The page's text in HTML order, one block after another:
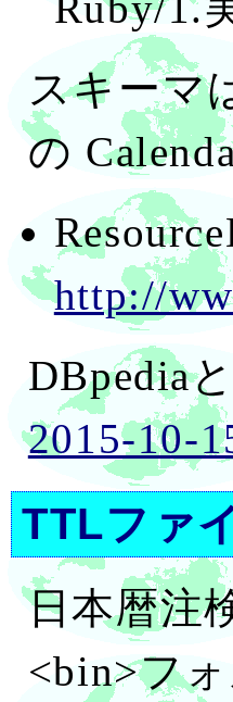
スキーマ
の
http://
DBpedia
2015-10-
TTLファ
日本暦注
<bin>フ